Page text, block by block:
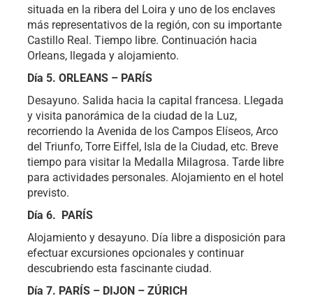
situada en la ribera del Loira y uno de los enclaves
más representativos de la región, con su importante
Castillo Real. Tiempo libre. Continuación hacia
Orleans, llegada y alojamiento.
Día 5. ORLEANS – PARÍS
Desayuno. Salida hacia la capital francesa. Llegada
y visita panorámica de la ciudad de la Luz,
recorriendo la Avenida de los Campos Elíseos, Arco
del Triunfo, Torre Eiffel, Isla de la Ciudad, etc. Breve
tiempo para visitar la Medalla Milagrosa. Tarde libre
para actividades personales. Alojamiento en el hotel
previsto.
Día 6. PARÍS
Alojamiento y desayuno. Día libre a disposición para
efectuar excursiones opcionales y continuar
descubriendo esta fascinante ciudad.
Día 7. PARÍS – DIJON – ZÚRICH